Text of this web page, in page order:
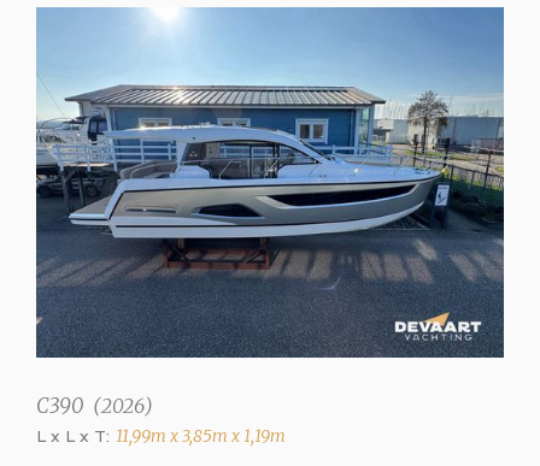
Navigation
Compas de route
✓
Feux de navigation
✓
Ancre
C390 (2026)
L x L x T: 11,99m x 3,85m x 1,19m